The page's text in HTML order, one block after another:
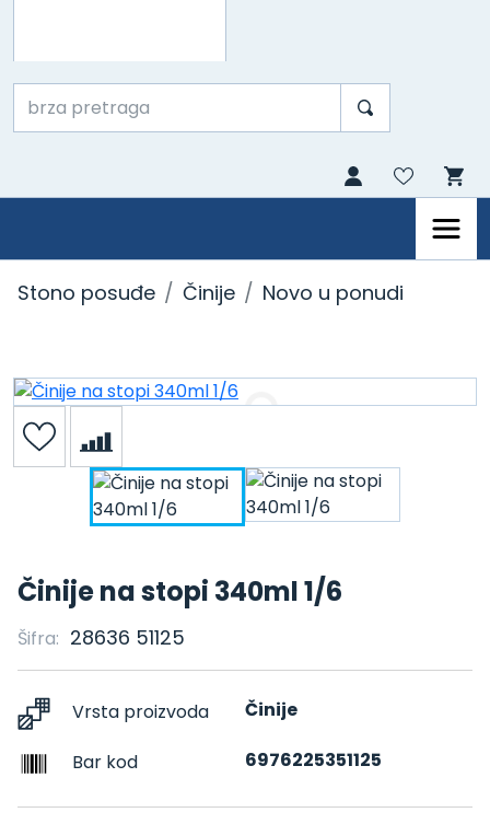
Stono posuđe Činije Novo u ponudi
Činije na stopi 340ml 1/6
Šifra: 28636 51125
Vrsta proizvoda Činije
Bar kod 6976225351125